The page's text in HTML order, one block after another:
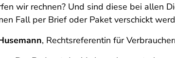
wir rechnen? Und sind diese bei allen
Fall per Brief oder Paket verschickt
, Rechtsreferentin für